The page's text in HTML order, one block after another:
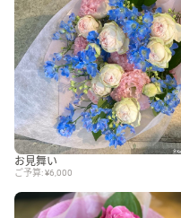
お見舞い
ご予算: ¥6,000